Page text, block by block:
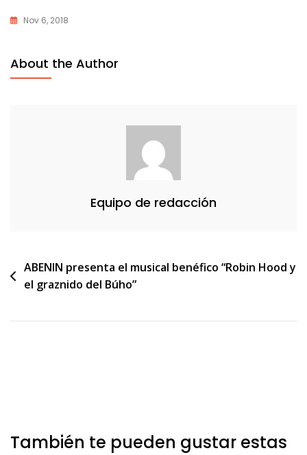
Nov 6, 2018
About the Author
Equipo de redacción
Navegación
de
ABENIN presenta el musical benéfico “Robin Hood y
el graznido del Búho”
También te pueden gustar estas